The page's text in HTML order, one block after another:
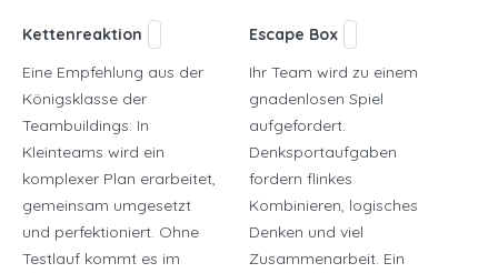
Kettenreaktion
Eine Empfehlung aus der
Königsklasse der
Teambuildings: In
Kleinteams wird ein
komplexer Plan erarbeitet,
gemeinsam umgesetzt
und perfektioniert. Ohne
Testlauf kommt es im
Escape Box
Ihr Team wird zu einem
gnadenlosen Spiel
aufgefordert.
Denksportaufgaben
fordern flinkes
Kombinieren, logisches
Denken und viel
Zusammenarbeit. Ein